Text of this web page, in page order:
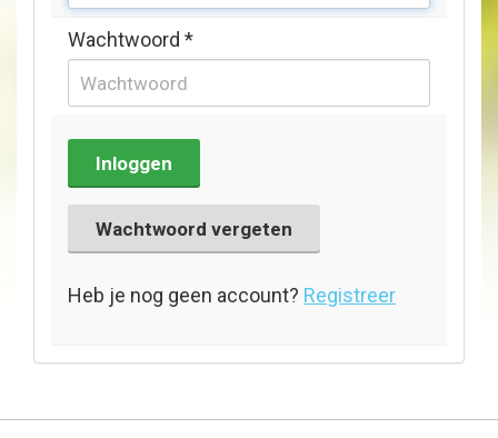
Wachtwoord *
Inloggen
Wachtwoord vergeten
Heb je nog geen account? Registreer